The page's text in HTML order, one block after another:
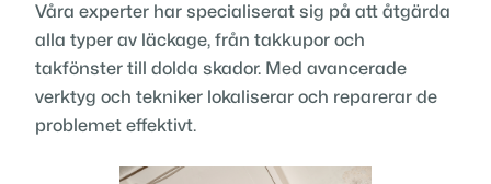
Våra experter har specialiserat sig på att åtgärda
alla typer av läckage, från takkupor och
takfönster till dolda skador. Med avancerade
verktyg och tekniker lokaliserar och reparerar de
problemet effektivt.